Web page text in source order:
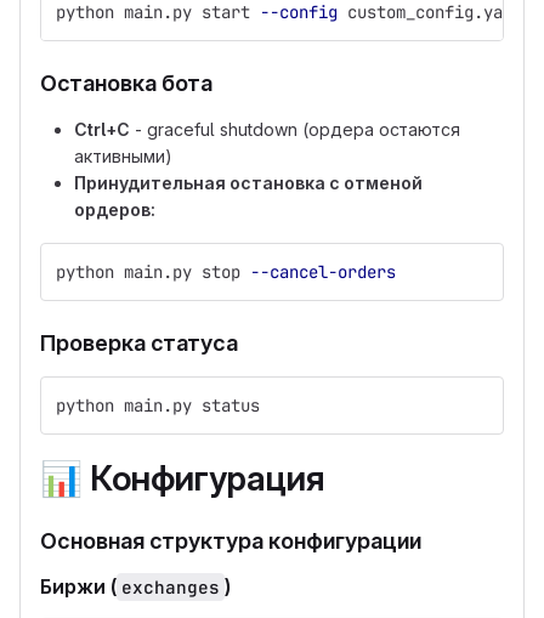
python main.py start --config custom_config.yaml
Остановка бота
Ctrl+C - graceful shutdown (ордера остаются
активными)
Принудительная остановка с отменой
ордеров:
python main.py stop --cancel-orders
Проверка статуса
python main.py status
📊 Конфигурация
Основная структура конфигурации
Биржи ( exchanges )